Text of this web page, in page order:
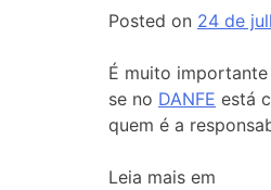
Posted on 24 de
É muito
se no DANFE está
quem é a
Leia mais em